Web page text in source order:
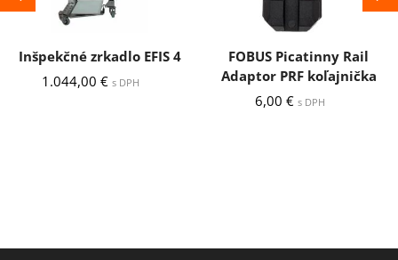
Inšpekčné zrkadlo EFIS 4
1.044,00 € s DPH
FOBUS Picatinny Rail
Adaptor PRF koľajnička
6,00 € s DPH